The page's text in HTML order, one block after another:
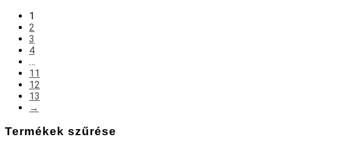
1
2
3
4
…
11
12
13
→
Termékek szűrése